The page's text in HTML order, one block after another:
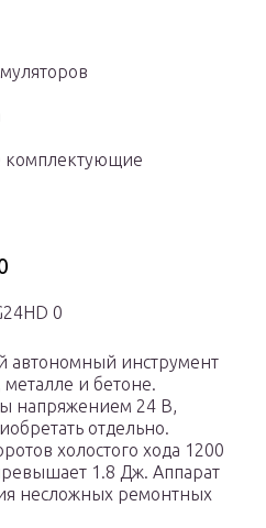
комплектующие
0
автономный инструмент
и бетоне.
напряжением 24 В,
отдельно.
холостого хода 1200
1.8 Дж. Аппарат
несложных ремонтных